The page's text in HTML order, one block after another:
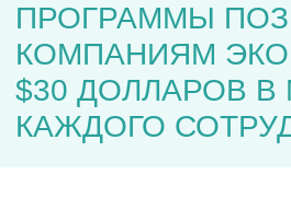
ПРОГРАММЫ
КОМПАНИЯМ
$30 ДОЛЛАРОВ
КАЖДОГО